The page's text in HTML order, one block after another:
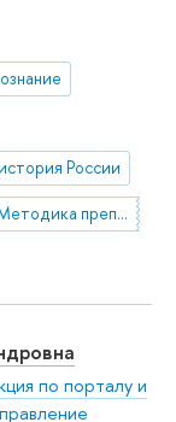
история России
14.35.09 Методика преподавания учебных дисциплин в высшей профессиональной школе
по порталу и